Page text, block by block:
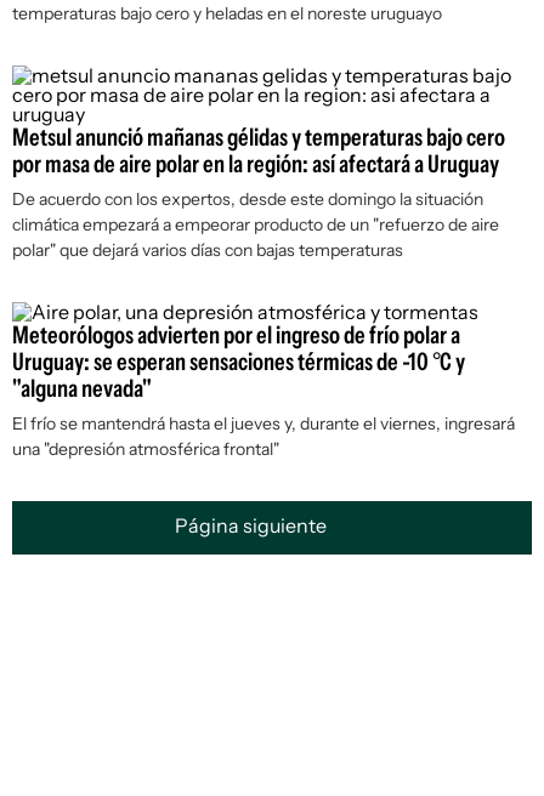
temperaturas bajo cero y heladas en el noreste uruguayo
Metsul anunció mañanas gélidas y temperaturas bajo cero
por masa de aire polar en la región: así afectará a Uruguay
De acuerdo con los expertos, desde este domingo la situación
climática empezará a empeorar producto de un "refuerzo de aire
polar" que dejará varios días con bajas temperaturas
Meteorólogos advierten por el ingreso de frío polar a
Uruguay: se esperan sensaciones térmicas de -10 °C y
"alguna nevada"
El frío se mantendrá hasta el jueves y, durante el viernes, ingresará
una "depresión atmosférica frontal"
Página siguiente